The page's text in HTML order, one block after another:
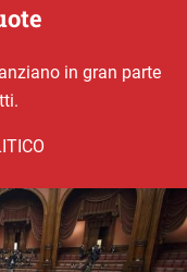
in gran parte